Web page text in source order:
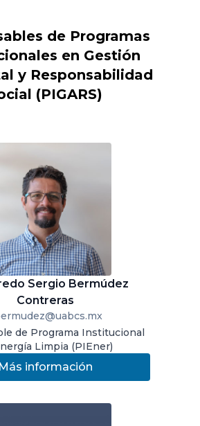
de Programas
en Gestión
y Responsabilidad
(PIGARS)
Sergio Bermúdez
Contreras
de Programa Institucional
Limpia (PIEner)
Más información